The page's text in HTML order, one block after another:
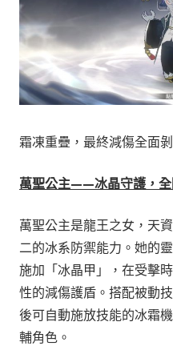
霜凍重疊，最終減傷全面剝
萬聖公主——冰晶守護，全
萬聖公主是龍王之女，天
二的冰系防禦能力。她的
施加「冰晶甲」，在受擊
性的減傷護盾。搭配被動
後可自動施放技能的冰霜
輔角色。